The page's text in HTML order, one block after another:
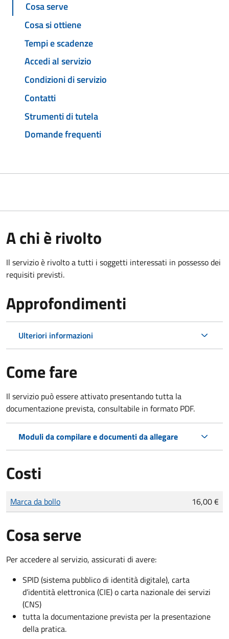
Cosa serve
Cosa si ottiene
Tempi e scadenze
Accedi al servizio
Condizioni di servizio
Contatti
Strumenti di tutela
Domande frequenti
A chi è rivolto
Il servizio è rivolto a tutti i soggetti interessati in possesso dei
requisiti previsti.
Approfondimenti
Ulteriori informazioni
Come fare
Il servizio può essere attivato presentando tutta la
documentazione prevista, consultabile in formato PDF.
Moduli da compilare e documenti da allegare
Costi
Tipo di pagamento
Importo
Marca da bollo 16,00 €
Cosa serve
Per accedere al servizio, assicurati di avere:
SPID (sistema pubblico di identità digitale), carta
d’identità elettronica (CIE) o carta nazionale dei servizi
(CNS)
tutta la documentazione prevista per la presentazione
della pratica.